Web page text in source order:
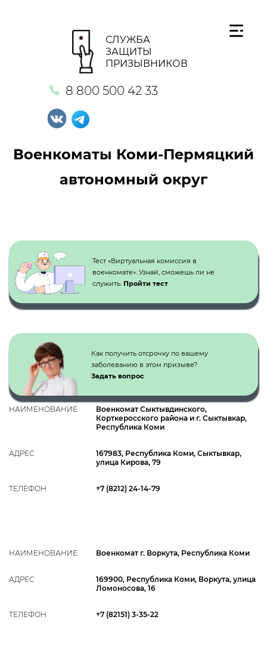
СЛУЖБА
ЗАЩИТЫ
ПРИЗЫВНИКОВ
8 800 500 42 33
Военкоматы Коми-Пермяцкий
автономный округ
Тест «Виртуальная комиссия в
военкомате». Узнай, сможешь ли не
служить. Пройти тест
Как получить отсрочку по вашему
заболеванию в этом призыве?
Задать вопрос
НАИМЕНОВАНИЕ
Военкомат Сыктывдинского,
Корткеросского района и г. Сыктывкар,
Республика Коми
АДРЕС
167983, Республика Коми, Сыктывкар,
улица Кирова, 79
ТЕЛЕФОН +7 (8212) 24-14-79
НАИМЕНОВАНИЕ Военкомат г. Воркута, Республика Коми
АДРЕС
169900, Республика Коми, Воркута, улица
Ломоносова, 16
ТЕЛЕФОН +7 (82151) 3-35-22